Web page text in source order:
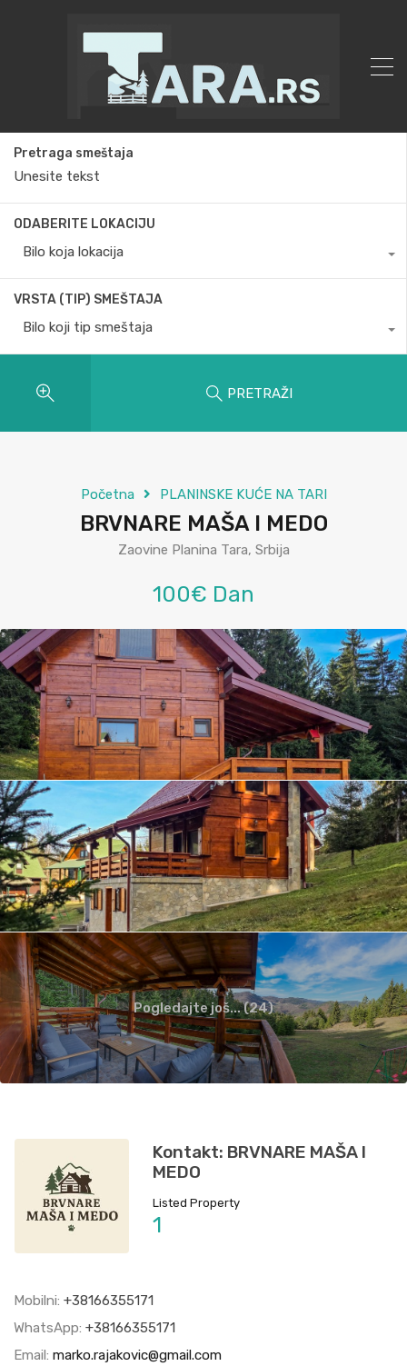
Pretraga smeštaja
ODABERITE LOKACIJU
Bilo koja lokacija
VRSTA (TIP) SMEŠTAJA
Bilo koji tip smeštaja
PRETRAŽI
Početna PLANINSKE KUĆE NA TARI
BRVNARE MAŠA I MEDO
Zaovine Planina Tara, Srbija
100€ Dan
Pogledajte još... (24)
Kontakt: BRVNARE MAŠA I
MEDO
Listed Property
1
Mobilni: +38166355171
WhatsApp: +38166355171
Email: marko.rajakovic@gmail.com